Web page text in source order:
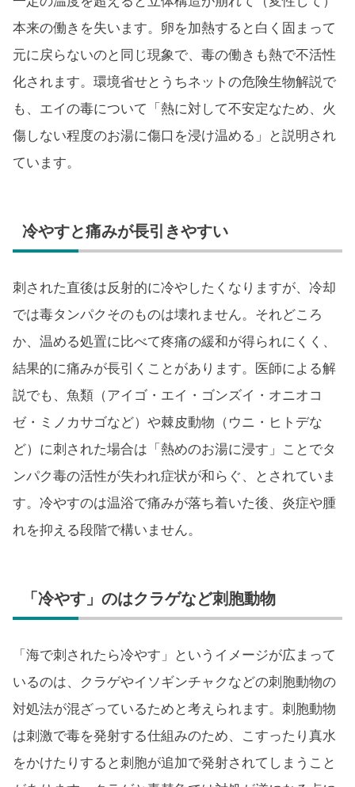
本来の働きを失います。卵を加熱すると白く固まって
元に戻らないのと同じ現象で、毒の働きも熱で不活性
化されます。環境省せとうちネットの危険生物解説で
も、エイの毒について「熱に対して不安定なため、火
傷しない程度のお湯に傷口を浸け温める」と説明され
ています。
冷やすと痛みが長引きやすい
刺された直後は反射的に冷やしたくなりますが、冷却
では毒タンパクそのものは壊れません。それどころ
か、温める処置に比べて疼痛の緩和が得られにくく、
結果的に痛みが長引くことがあります。医師による解
説でも、魚類（アイゴ・エイ・ゴンズイ・オニオコ
ゼ・ミノカサゴなど）や棘皮動物（ウニ・ヒトデな
ど）に刺された場合は「熱めのお湯に浸す」ことでタ
ンパク毒の活性が失われ症状が和らぐ、とされていま
す。冷やすのは温浴で痛みが落ち着いた後、炎症や腫
れを抑える段階で構いません。
「冷やす」のはクラゲなど刺胞動物
「海で刺されたら冷やす」というイメージが広まって
いるのは、クラゲやイソギンチャクなどの刺胞動物の
対処法が混ざっているためと考えられます。刺胞動物
は刺激で毒を発射する仕組みのため、こすったり真水
をかけたりすると刺胞が追加で発射されてしまうこと